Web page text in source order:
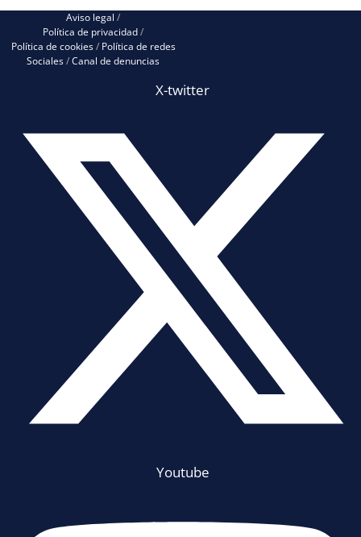
Aviso legal /
Política de privacidad/
Política de cookies/Política de redes
Sociales/Canal de denuncias
X-twitter
Youtube